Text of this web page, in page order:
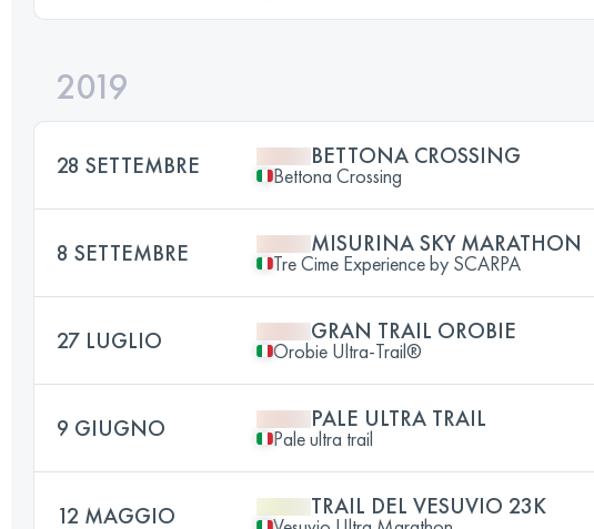
2019
28 SETTEMBRE BETTONA CROSSING
Bettona Crossing
8 SETTEMBRE MISURINA SKY MARATHON
Tre Cime Experience by SCARPA
27 LUGLIO GRAN TRAIL OROBIE
Orobie Ultra-Trail®
9 GIUGNO PALE ULTRA TRAIL
Pale ultra trail
12 MAGGIO TRAIL DEL VESUVIO 23K